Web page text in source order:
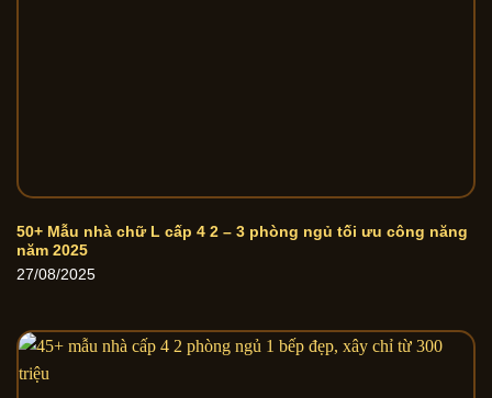
50+ Mẫu nhà chữ L cấp 4 2 – 3 phòng ngủ tối ưu công năng
năm 2025
27/08/2025